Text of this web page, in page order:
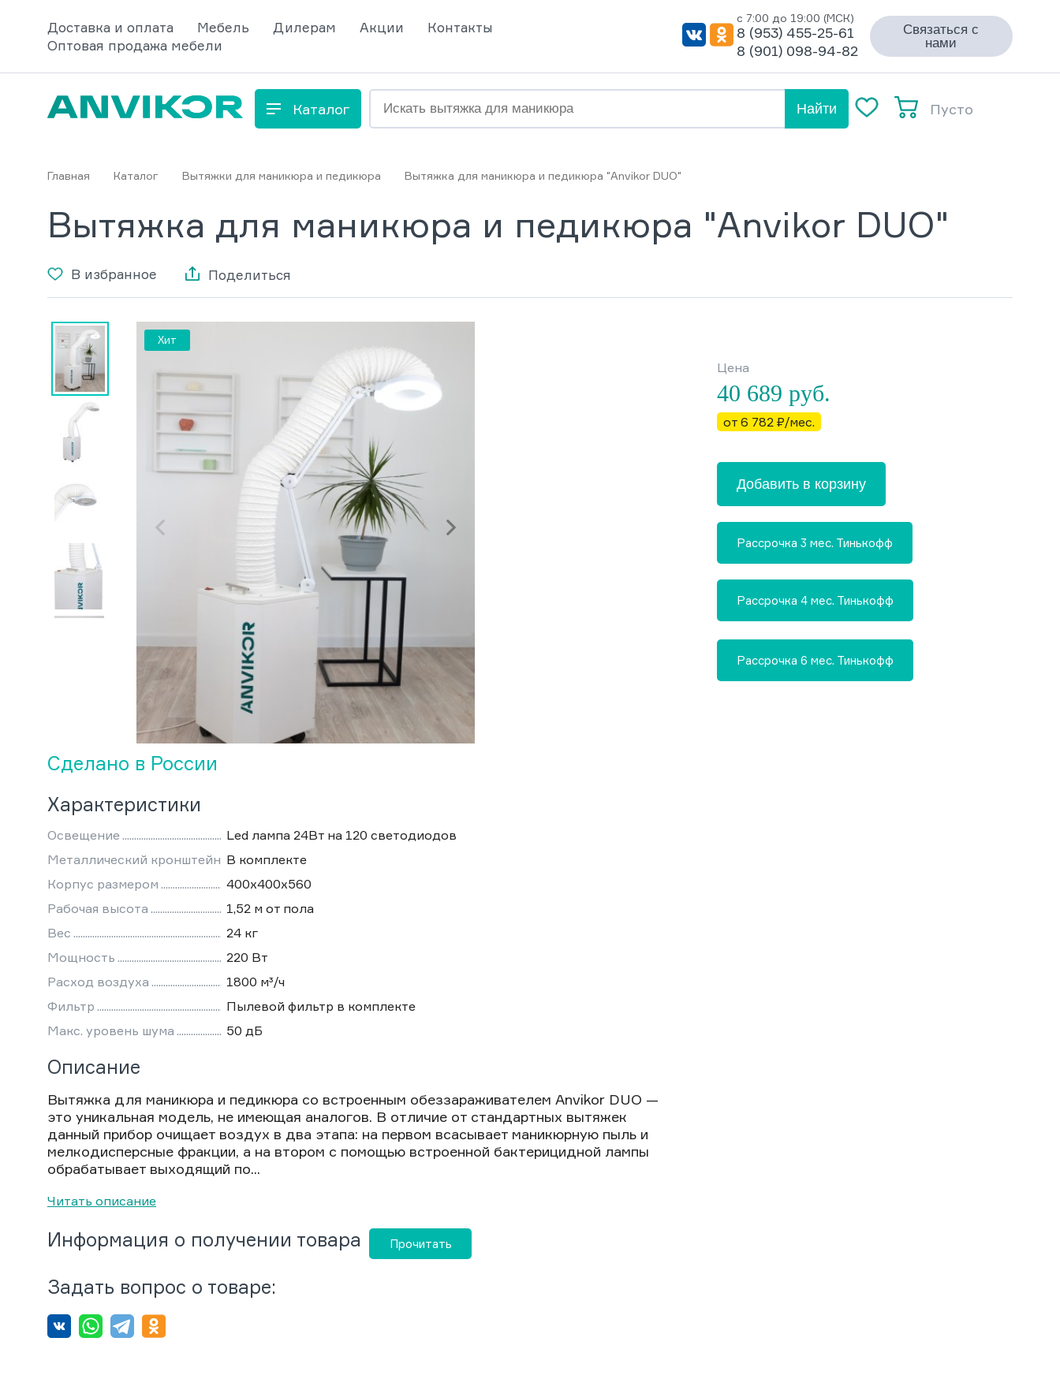
Доставка и оплата Мебель Дилерам Акции
Контакты
Оптовая продажа мебели
с 7:00 до 19:00 (МСК)
8 (953) 455-25-61
8 (901) 098-94-82
Связаться с
нами
Каталог Найти Пусто
Главная Каталог Вытяжки для маникюра и педикюра Вытяжка для маникюра и педикюра "Anvikor DUO"
Вытяжка для маникюра и педикюра "Anvikor DUO"
В избранное Поделиться
Хит
Сделано в России
Характеристики
Освещение
Led лампа 24Вт на 120 светодиодов
Металлический кронштейн В комплекте
Корпус размером
400х400х560
Рабочая высота
1,52 м от пола
Вес
24 кг
Мощность
220 Вт
Расход воздуха
1800 м³/ч
Фильтр
Пылевой фильтр в комплекте
Макс. уровень шума
50 дБ
Описание
Вытяжка для маникюра и педикюра со встроенным обеззараживателем Anvikor DUO —
это уникальная модель, не имеющая аналогов. В отличие от стандартных вытяжек
данный прибор очищает воздух в два этапа: на первом всасывает маникюрную пыль и
мелкодисперсные фракции, а на втором с помощью встроенной бактерицидной лампы
обрабатывает выходящий по...
Читать описание
Информация о получении товара Прочитать
Задать вопрос о товаре:
Цена
40 689 руб.
от 6 782 ₽/мес.
Добавить в корзину
Рассрочка 3 мес. Тинькофф
Рассрочка 4 мес. Тинькофф
Рассрочка 6 мес. Тинькофф